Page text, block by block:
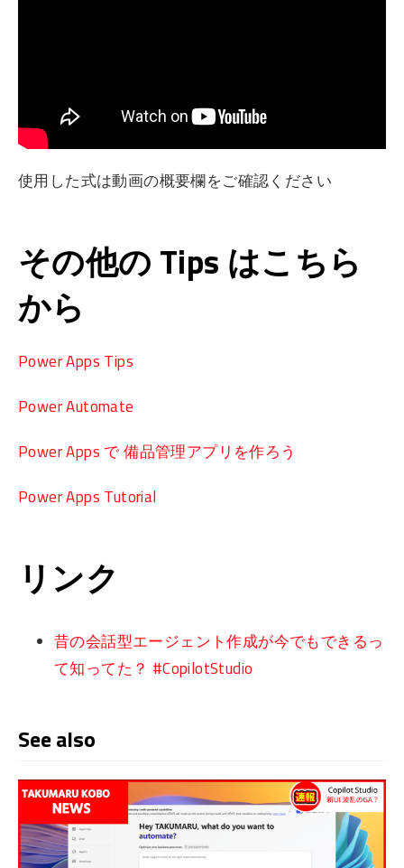
使用した式は動画の概要欄をご確認ください
その他の Tips はこちら
から
Power Apps Tips
Power Automate
Power Apps で 備品管理アプリを作ろう
Power Apps Tutorial
リンク
昔の会話型エージェント作成が今でもできるっ
て知ってた？ #CopilotStudio
See also